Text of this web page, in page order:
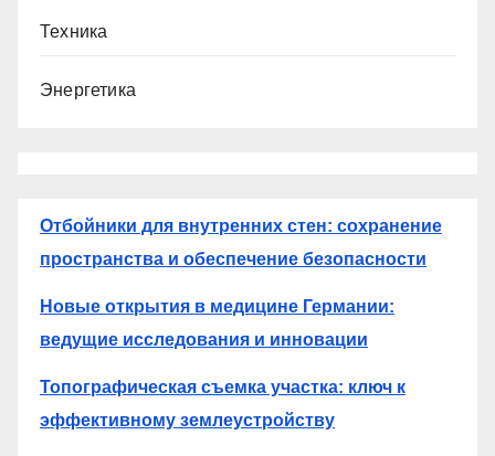
Техника
Энергетика
Отбойники для внутренних стен: сохранение
пространства и обеспечение безопасности
Новые открытия в медицине Германии:
ведущие исследования и инновации
Топографическая съемка участка: ключ к
эффективному землеустройству